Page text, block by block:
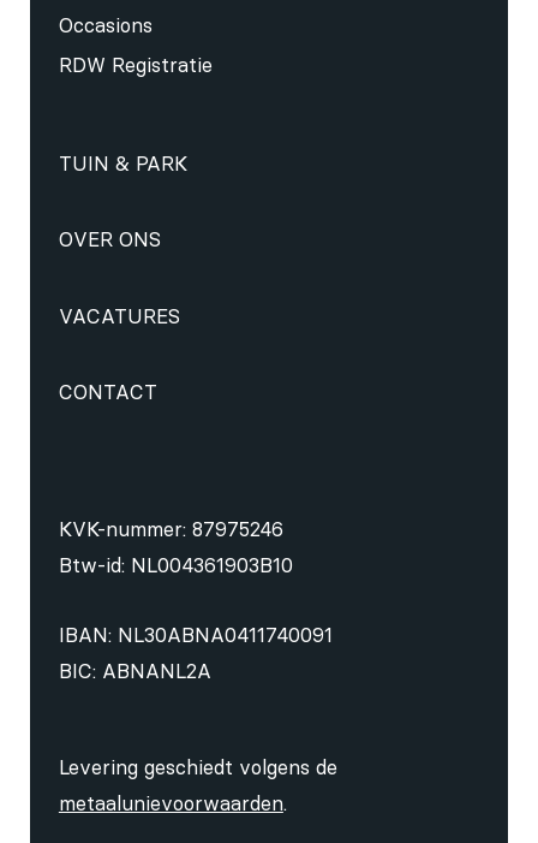
Occasions
RDW Registratie
TUIN & PARK
OVER ONS
VACATURES
CONTACT
KVK-nummer: 87975246
Btw-id: NL004361903B10
IBAN: NL30ABNA0411740091
BIC: ABNANL2A
Levering geschiedt volgens de
metaalunievoorwaarden.